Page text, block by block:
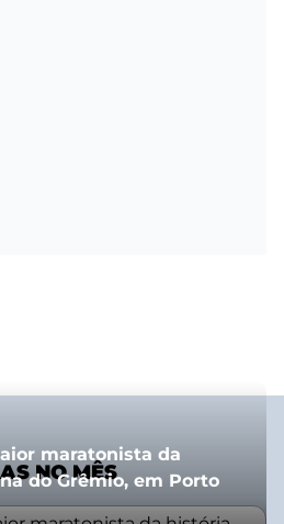
NO MÊS
maratonista da
do Grêmio, em Porto